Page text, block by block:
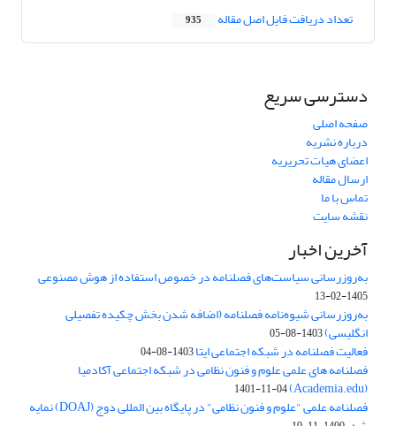
تعداد دریافت فایل اصل مقاله 935
دسترسی سریع
صفحه اصلی
درباره نشریه
اعضای هیات تحریریه
ارسال مقاله
تماس با ما
نقشه سایت
آخرین اخبار
به‌روزرسانی سیاست‌های فصلنامه در خصوص استفاده از هوش مصنوعی
1405-02-13
به‌روزرسانی شیوه‌نامه فصلنامه (اضافه شدن بخش چکیده تفصیلی
انگلیسی)1403-08-05
فعالیت فصلنامه در شبکه اجتماعی ایتا1403-08-04
فصلنامه های علمی علوم و فنون نظامی در شبکه اجتماعی آکادمیا
(Academia.edu)
1401-11-04
فصلنامه علمی "علوم و فنون نظامی" در پایگاه بین المللی دوج (DOAJ) نمایه